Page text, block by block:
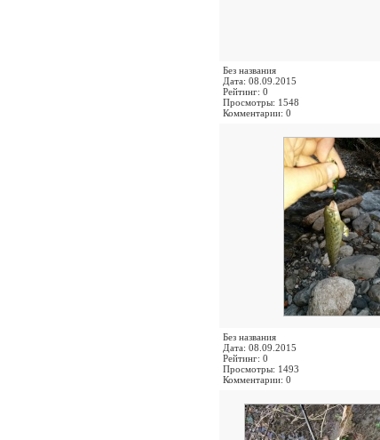
Без названия
Дата: 08.09.2015
Рейтинг: 0
Просмотры: 1548
Комментарии: 0
Без названия
Дата: 08.09.2015
Рейтинг: 0
Просмотры: 1493
Комментарии: 0